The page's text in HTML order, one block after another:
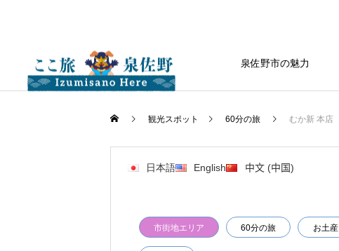
泉佐野市の魅力
観光スポット 60分の旅 むか新 本店
日本語 English 中文 (中国)
市街地エリア 60分の旅 お土産